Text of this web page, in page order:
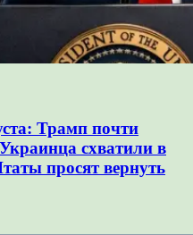
Трамп почти
схватили в
просят вернуть